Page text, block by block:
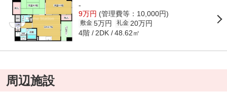
-
9万円 (管理費等：10,000円)
敷金 5万円 礼金 20万円
4階 2DK 48.62㎡
周辺施設